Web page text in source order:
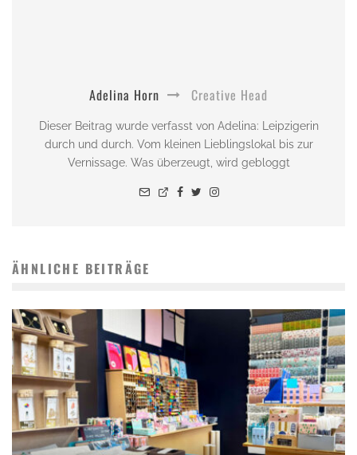
Adelina Horn Creative Head
Dieser Beitrag wurde verfasst von Adelina: Leipzigerin
durch und durch. Vom kleinen Lieblingslokal bis zur
Vernissage. Was überzeugt, wird gebloggt
ÄHNLICHE BEITRÄGE